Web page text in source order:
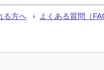
る方へ よくある質問（